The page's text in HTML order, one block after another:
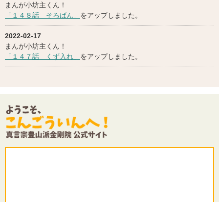
まんが小坊主くん！
「１４８話 そろばん」 をアップしました。
2022-02-17
まんが小坊主くん！
「１４７話 くず入れ」 をアップしました。